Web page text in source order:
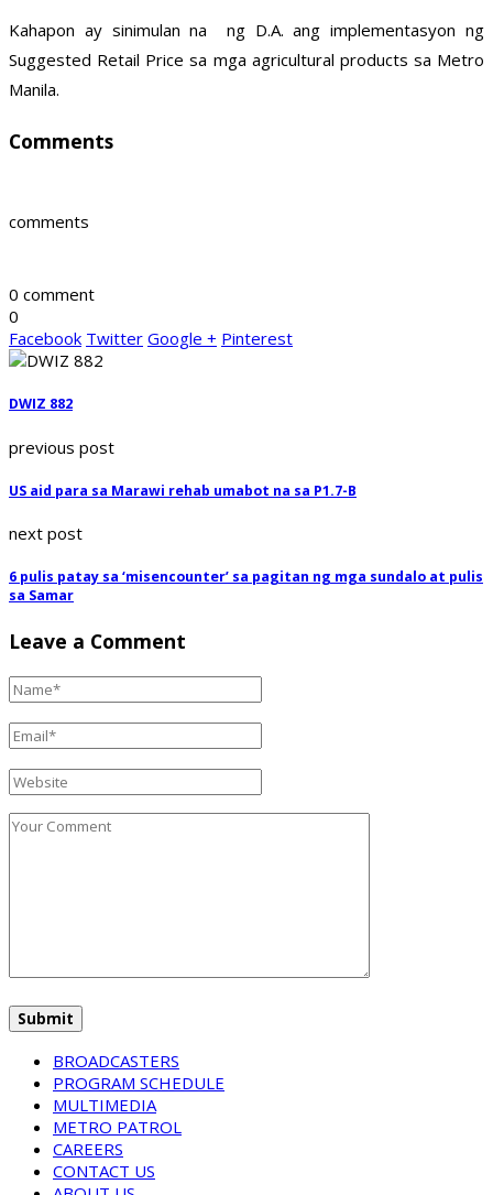
Kahapon ay sinimulan na ng D.A. ang implementasyon ng
Suggested Retail Price sa mga agricultural products sa Metro
Manila.
Comments
comments
0 comment
0
Facebook Twitter Google + Pinterest
DWIZ 882
previous post
US aid para sa Marawi rehab umabot na sa P1.7-B
next post
6 pulis patay sa ‘misencounter’ sa pagitan ng mga sundalo at pulis
sa Samar
Leave a Comment
BROADCASTERS
PROGRAM SCHEDULE
MULTIMEDIA
METRO PATROL
CAREERS
CONTACT US